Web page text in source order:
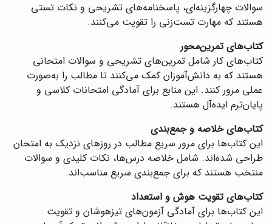
سوالات چهارگزینه‌ای، پاسخنامه‌های تشریحی و نکات تستی
هستند که مهارت تست‌زنی را تقویت می‌کنند.
کتاب‌های تمرین‌محور
کتاب‌های کار شامل تمرین‌های تشریحی و سوالات امتحانی
هستند که به دانش‌آموزان کمک می‌کنند تا مطالب را به‌صورت
عملی مرور کنند. این منابع برای آمادگی امتحانات کلاسی و
پایان‌ترم ایده‌آل هستند.
کتاب‌های خلاصه و جمع‌بندی
این کتاب‌ها برای مرور سریع مطالب در روزهای نزدیک به امتحان
طراحی شده‌اند. شامل خلاصه درس‌ها، نکات کلیدی و سوالات
منتخب هستند که برای جمع‌بندی سریع مناسب‌اند.
کتاب‌های تقویت هوش و استعداد
این کتاب‌ها برای آمادگی آزمون‌های تیزهوشان و تقویت